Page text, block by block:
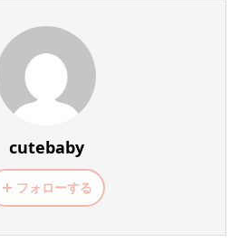
cutebaby
フォローする